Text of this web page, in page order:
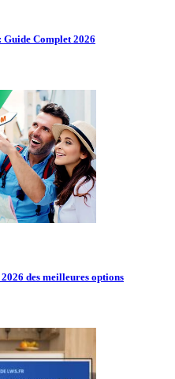
Guide Complet 2026
des meilleures options